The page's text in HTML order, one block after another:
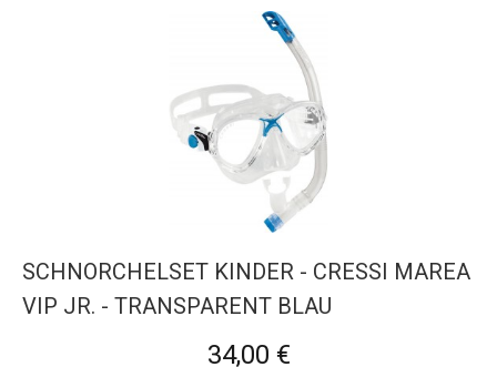
SCHNORCHELSET KINDER - CRESSI MAREA
VIP JR. - TRANSPARENT BLAU
34,00 €